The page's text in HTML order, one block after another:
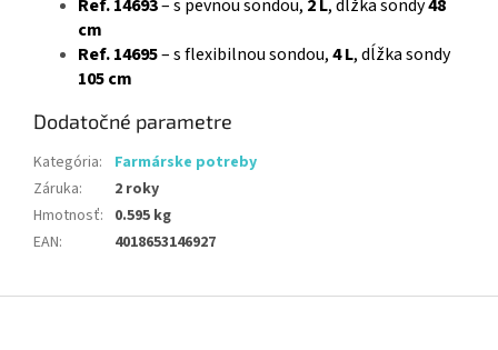
Ref. 14693– s pevnou sondou, 2 L, dĺžka sondy48
cm
Ref. 14695– s flexibilnou sondou,4 L, dĺžka sondy
105 cm
Dodatočné parametre
Kategória:
Farmárske potreby
Záruka:
2 roky
Hmotnosť: 0.595 kg
EAN: 4018653146927